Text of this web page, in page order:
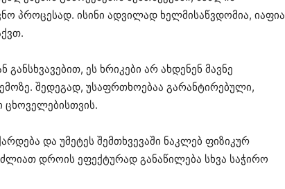
პროცესად. ისინი ადვილად ხელმისაწვდომია, იაფია
ეს ხრიკები არ ახდენენ მავნე
შედეგად, უსაფრთხოებაა გარანტირებული,
ცხოველებისთვის.
და უმეტეს შემთხვევაში ნაკლებ ფიზიკურ
დროის ეფექტურად განაწილება სხვა საჭირო